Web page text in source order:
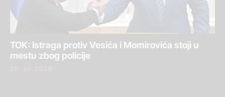
TOK: Istraga protiv Vesića i Momirovića stoji u
mestu zbog policije
30. jul 2026.